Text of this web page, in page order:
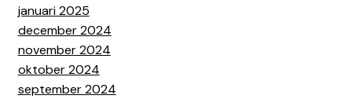
januari 2025
december 2024
november 2024
oktober 2024
september 2024